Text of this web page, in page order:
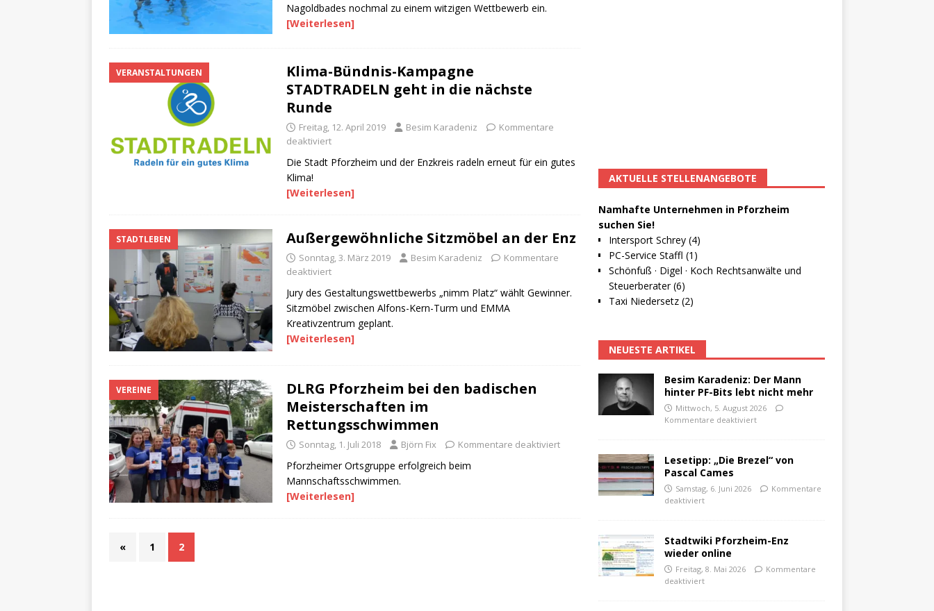
Nagoldbades nochmal zu einem witzigen Wettbewerb ein.
[Weiterlesen]
VERANSTALTUNGEN
Klima-Bündnis-Kampagne
STADTRADELN geht in die nächste
Runde
Freitag, 12. April 2019 Besim Karadeniz
Kommentare
deaktiviert
Die Stadt Pforzheim und der Enzkreis radeln erneut für ein gutes
Klima!
[Weiterlesen]
STADTLEBEN Außergewöhnliche Sitzmöbel an der Enz
Sonntag, 3. März 2019 Besim Karadeniz
Kommentare
deaktiviert
Jury des Gestaltungswettbewerbs „nimm Platz“ wählt Gewinner.
Sitzmöbel zwischen Alfons-Kern-Turm und EMMA
Kreativzentrum geplant.
[Weiterlesen]
VEREINE
DLRG Pforzheim bei den badischen
Meisterschaften im
Rettungsschwimmen
Sonntag, 1. Juli 2018 Björn Fix Kommentare deaktiviert
Pforzheimer Ortsgruppe erfolgreich beim
Mannschaftsschwimmen.
[Weiterlesen]
« 1 2
AKTUELLE STELLENANGEBOTE
Namhafte Unternehmen in Pforzheim
suchen Sie!
Intersport Schrey (4)
PC-Service Staffl (1)
Schönfuß · Digel · Koch Rechtsanwälte und
Steuerberater (6)
Taxi Niedersetz (2)
NEUESTE ARTIKEL
Besim Karadeniz: Der Mann
hinter PF-Bits lebt nicht mehr
Mittwoch, 5. August 2026
Kommentare deaktiviert
Lesetipp: „Die Brezel“ von
Pascal Cames
Samstag, 6. Juni 2026
Kommentare
deaktiviert
Stadtwiki Pforzheim-Enz
wieder online
Freitag, 8. Mai 2026
Kommentare
deaktiviert